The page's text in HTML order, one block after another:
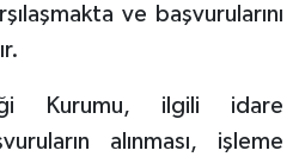
ve başvurularını
Kurumu, ilgili idare
alınması, işleme